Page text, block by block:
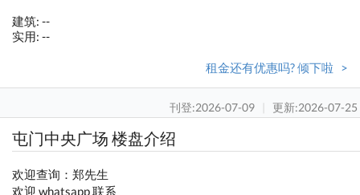
建筑: --
实用: --
租金还有优惠吗? 倾下啦 >
刊登:2026-07-09 | 更新:2026-07-25
屯门中央广场 楼盘介绍
欢迎查询：郑先生
欢迎 whatsapp 联系